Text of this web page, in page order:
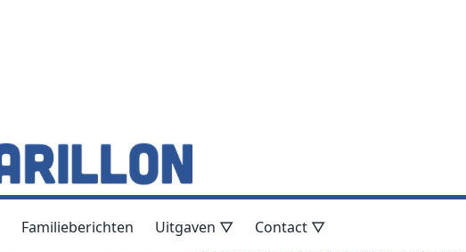
Familieberichten Uitgaven ▽ Contact ▽